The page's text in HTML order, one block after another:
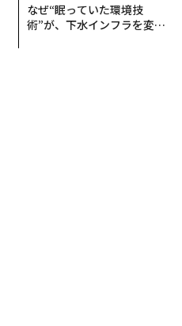
なぜ“眠っていた環境技
術”が、下水インフラを変え